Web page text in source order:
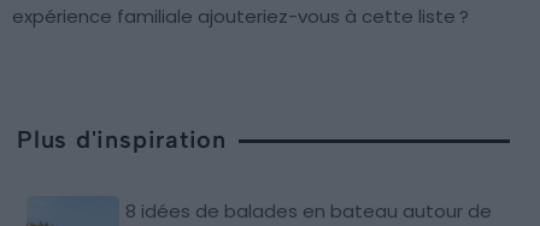
expérience familiale ajouteriez-vous à cette liste ?
Plus d'inspiration
8 idées de balades en bateau autour de